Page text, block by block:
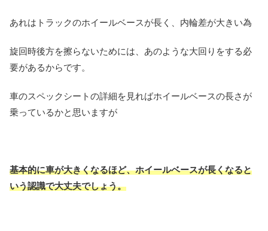
あれはトラックのホイールベースが長く、内輪差が大きい為
旋回時後方を擦らないためには、あのような大回りをする必
要があるからです。
車のスペックシートの詳細を見ればホイールベースの長さが
乗っているかと思いますが
基本的に車が大きくなるほど、ホイールベースが長くなると
いう認識で大丈夫でしょう。